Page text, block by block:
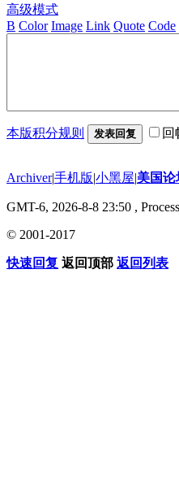
高级模式
B Color Image Link Quote Code
本版积分规则 发表回复 回
Archiver|手机版|小黑屋|美国论
GMT-6, 2026-8-8 23:50 ,
© 2001-2017
快速回复 返回顶部 返回列表